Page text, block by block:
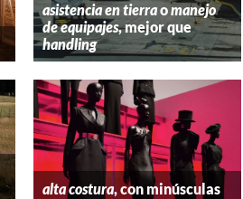
asistencia en tierraomanejo
de equipajes, mejor que
handling
alta costura, con minúsculas